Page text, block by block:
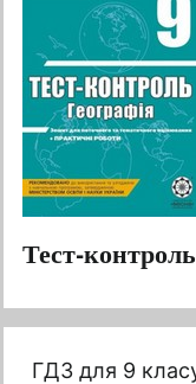
Тест-
ГДЗ для 9